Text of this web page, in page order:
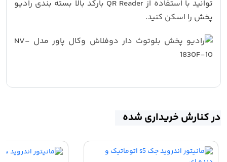
توانید با استفاده از QR Reader بارکد بالا بسته بندی رادیو
پخش را اسکن کنید.
در کنارش خریداری شده